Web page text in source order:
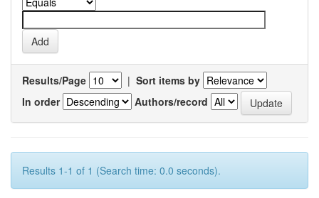
Results/Page | Sort items by
In order
Authors/record
Results 1-1 of 1 (Search time: 0.0 seconds).